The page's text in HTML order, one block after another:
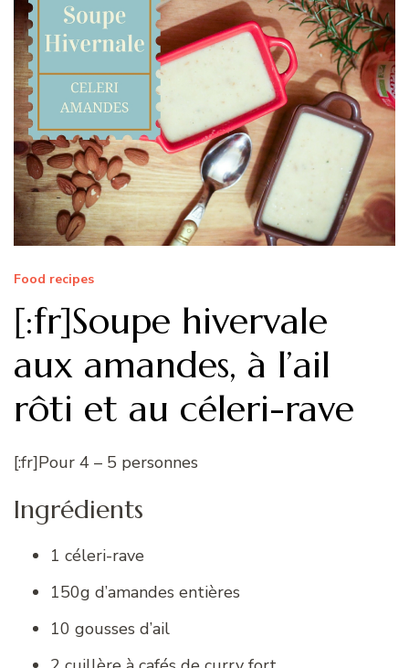
Food recipes
[:fr]Soupe hivervale
aux amandes, à l’ail
rôti et au céleri-rave
[:fr]Pour 4 – 5 personnes
Ingrédients
1 céleri-rave
150g d’amandes entières
10 gousses d’ail